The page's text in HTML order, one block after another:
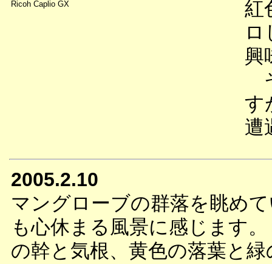
Ricoh Caplio GX
紅
興
す
遭
2005.2.10
マングローブの群落を眺め
も心休まる風景に感じます
の幹と気根、黄色の落葉と